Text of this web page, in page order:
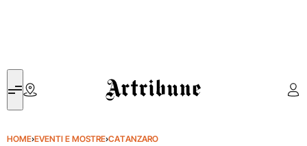
Artribune
HOME›EVENTI E MOSTRE›CATANZARO